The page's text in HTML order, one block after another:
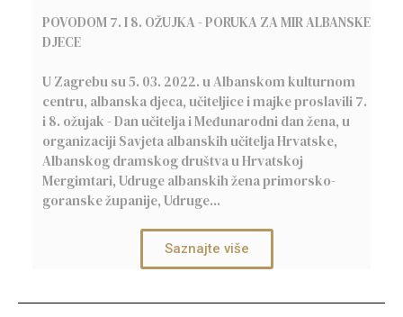
POVODOM 7. I 8. OŽUJKA - PORUKA ZA MIR ALBANSKE
DJECE
U Zagrebu su 5. 03. 2022. u Albanskom kulturnom
centru, albanska djeca, učiteljice i majke proslavili 7.
i 8. ožujak - Dan učitelja i Međunarodni dan žena, u
organizaciji Savjeta albanskih učitelja Hrvatske,
Albanskog dramskog društva u Hrvatskoj
Mergimtari, Udruge albanskih žena primorsko-
goranske županije, Udruge...
Saznajte više